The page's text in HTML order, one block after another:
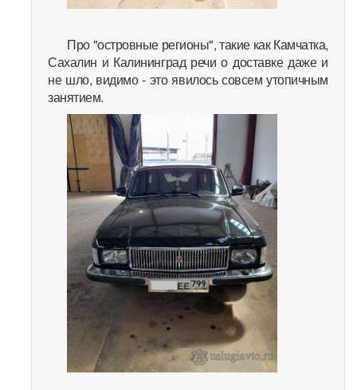
Про "островные регионы", такие как Камчатка,
Сахалин и Калининград речи о доставке даже и
не шло, видимо - это явилось совсем утопичным
занятием.